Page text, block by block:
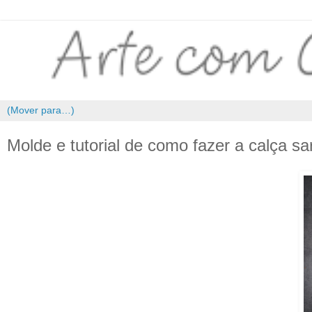
Molde e tutorial de como fazer a calça